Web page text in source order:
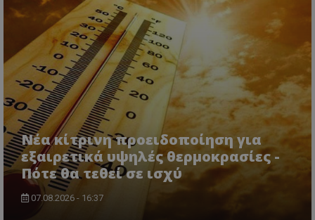
Νέα κίτρινη προειδοποίηση για
εξαιρετικά υψηλές θερμοκρασίες -
Πότε θα τεθεί σε ισχύ
07.08.2026 - 16:37